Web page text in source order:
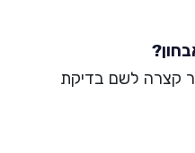
קצרה לשם בדיקת